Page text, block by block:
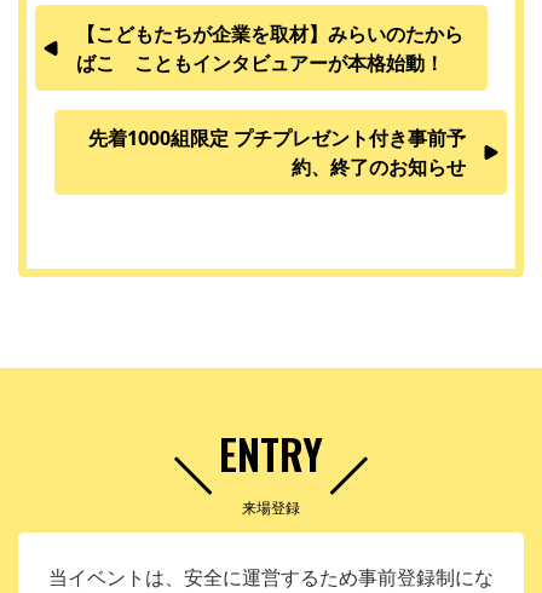
【こどもたちが企業を取材】みらいのたから
ばこ こともインタビュアーが本格始動！
先着1000組限定 プチプレゼント付き事前予
約、終了のお知らせ
ENTRY
来場登録
当イベントは、安全に運営するため事前登録制にな